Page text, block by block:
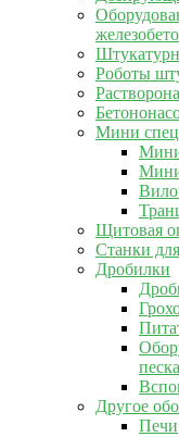
Роботы
Мини
Щитовая
Станки
Дробилки
песка
Другое
Печи